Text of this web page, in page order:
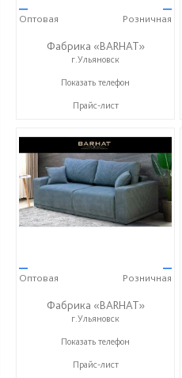
—
Оптовая
—
Розничная
Фабрика «BARHAT»
г.Ульяновск
+7 (996) 219-29-77
Показать телефон
Прайс-лист
—
Оптовая
—
Розничная
Фабрика «BARHAT»
г.Ульяновск
+7 (996) 219-29-77
Показать телефон
Прайс-лист